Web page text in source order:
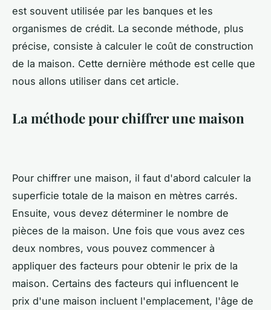
est souvent utilisée par les banques et les
organismes de crédit. La seconde méthode, plus
précise, consiste à calculer le coût de construction
de la maison. Cette dernière méthode est celle que
nous allons utiliser dans cet article.
La méthode pour chiffrer une maison
Pour chiffrer une maison, il faut d'abord calculer la
superficie totale de la maison en mètres carrés.
Ensuite, vous devez déterminer le nombre de
pièces de la maison. Une fois que vous avez ces
deux nombres, vous pouvez commencer à
appliquer des facteurs pour obtenir le prix de la
maison. Certains des facteurs qui influencent le
prix d'une maison incluent l'emplacement, l'âge de